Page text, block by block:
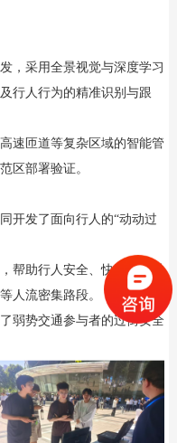
，采用全景视觉与深度学习
行人行为的精准识别与跟
速匝道等复杂区域的智能管
区部署验证。
开发了面向行人的“动动过
帮助行人安全、快速地通过
人流密集路段。
弱势交通参与者的过街安全